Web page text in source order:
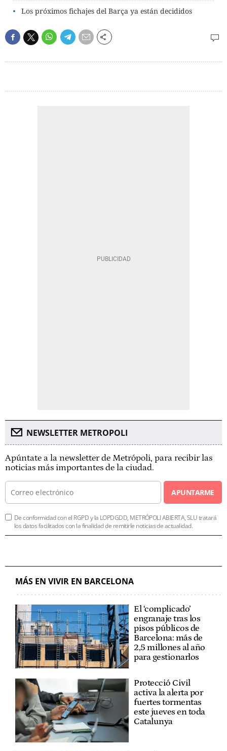
Los próximos fichajes del Barça ya están decididos
NEWSLETTER METROPOLI
Apúntate a la newsletter de Metrópoli, para recibir las
noticias más importantes de la ciudad.
APUNTARME
De conformidad con el RGPD y la LOPDGDD, METRÓPOLI ABIERTA, SLU tratará
los datos facilitados con la finalidad de remitirle noticias de actualidad.
MÁS EN VIVIR EN BARCELONA
El ‘complicado’
engranaje tras los
pisos públicos de
Barcelona: más de
2,5 millones al año
para gestionarlos
Protecció Civil
activa la alerta por
fuertes tormentas
este jueves en toda
Catalunya